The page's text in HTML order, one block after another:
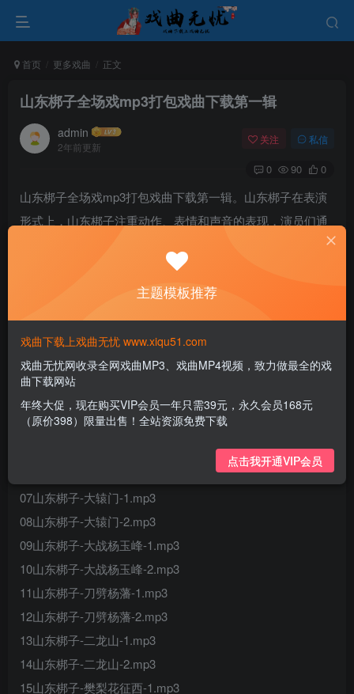
首页 更多戏曲 正文
山东梆子全场戏mp3打包戏曲下载第一辑
admin
2年前更新
关注 私信
0 90 0
山东梆子全场戏mp3打包戏曲下载第一辑。山东梆子在表演
形式上，山东梆子注重动作、表情和声音的表现，演员们通
过精湛的表演技艺和生动的动作来塑造人物形象和展现情节
发展。梆子戏的剧目内容涵盖了历史传奇、古典文学、民间
故事等多种题材和内容，展现了丰富的文化内涵和艺术魅
02山东梆子-碧霞元君-2.mp3
03山东梆子-茶瓶记-1.mp3
04山东梆子-茶瓶记-2.mp3
07山东梆子-大辕门-1.mp3
08山东梆子-大辕门-2.mp3
09山东梆子-大战杨玉峰-1.mp3
10山东梆子-大战杨玉峰-2.mp3
11山东梆子-刀劈杨藩-1.mp3
12山东梆子-刀劈杨藩-2.mp3
13山东梆子-二龙山-1.mp3
14山东梆子-二龙山-2.mp3
15山东梆子-樊梨花征西-1.mp3
主题模板推荐
戏曲下载上戏曲无忧 www.xiqu51.com
戏曲无忧网收录全网戏曲MP3、戏曲MP4视频，致力做最全的戏
曲下载网站
年终大促，现在购买VIP会员一年只需39元，永久会员168元
（原价398）限量出售！全站资源免费下载
点击我开通VIP会员